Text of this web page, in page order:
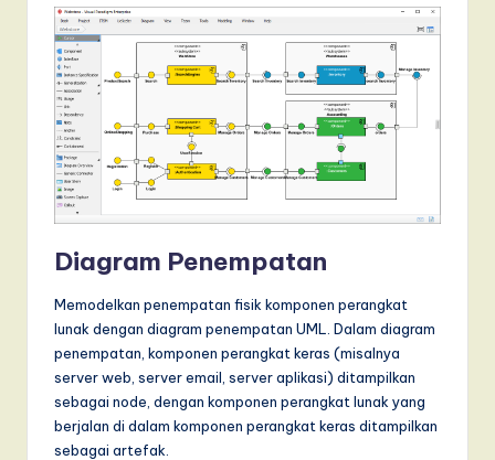
Diagram Penempatan
Memodelkan penempatan fisik komponen perangkat
lunak dengan diagram penempatan UML. Dalam diagram
penempatan, komponen perangkat keras (misalnya
server web, server email, server aplikasi) ditampilkan
sebagai node, dengan komponen perangkat lunak yang
berjalan di dalam komponen perangkat keras ditampilkan
sebagai artefak.